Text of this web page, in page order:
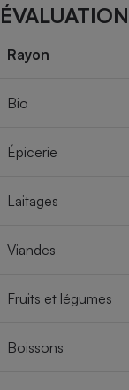
Rayon
Bio
Épicerie
Laitages
Viandes
Fruits et légumes
Boissons